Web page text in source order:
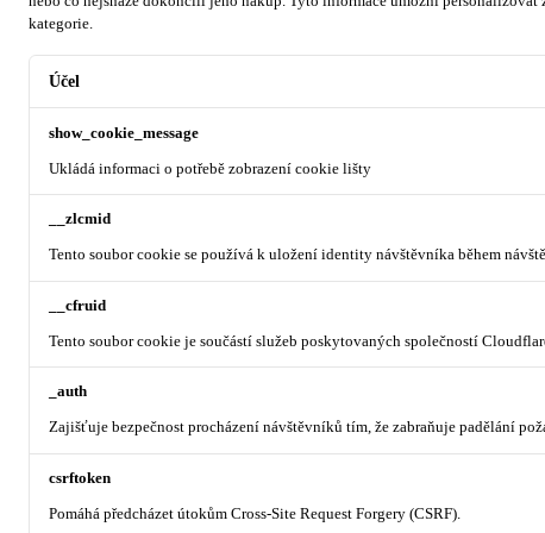
kategorie.
Účel
show_cookie_message
Ukládá informaci o potřebě zobrazení cookie lišty
__zlcmid
Tento soubor cookie se používá k uložení identity návštěvníka během
__cfruid
Tento soubor cookie je součástí služeb poskytovaných společností
_auth
Zajišťuje bezpečnost procházení návštěvníků tím, že zabraňuje padělání
csrftoken
Pomáhá předcházet útokům Cross-Site Request Forgery (CSRF).